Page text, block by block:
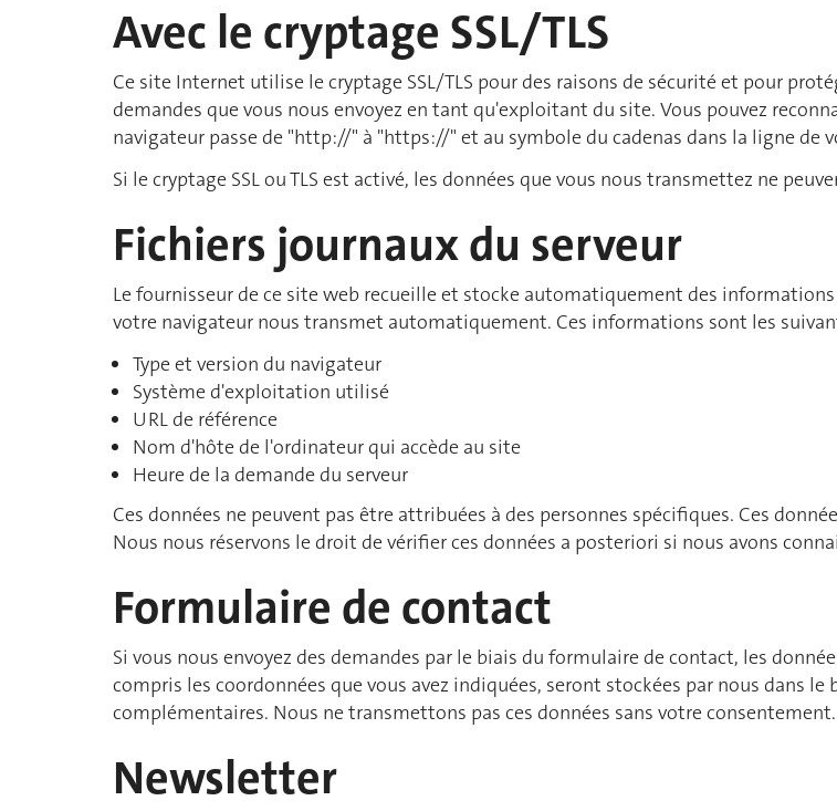
Avec le cryptage SSL/TLS
Ce site Internet utilise le cryptage SSL/TLS pour des raisons de sécurité et pour
demandes que vous nous envoyez en tant qu'exploitant du site. Vous pouvez
navigateur passe de "http://" à "https://" et au symbole du cadenas dans la ligne de
Si le cryptage SSL ou TLS est activé, les données que vous nous transmettez ne
Fichiers journaux du serveur
Le fournisseur de ce site web recueille et stocke automatiquement des
votre navigateur nous transmet automatiquement. Ces informations sont les
Type et version du navigateur
Système d'exploitation utilisé
URL de référence
Nom d'hôte de l'ordinateur qui accède au site
Heure de la demande du serveur
Ces données ne peuvent pas être attribuées à des personnes spécifiques. Ces
Nous nous réservons le droit de vérifier ces données a posteriori si nous avons
Formulaire de contact
Si vous nous envoyez des demandes par le biais du formulaire de contact, les
compris les coordonnées que vous avez indiquées, seront stockées par nous dans
complémentaires. Nous ne transmettons pas ces données sans votre consentement.
Newsletter